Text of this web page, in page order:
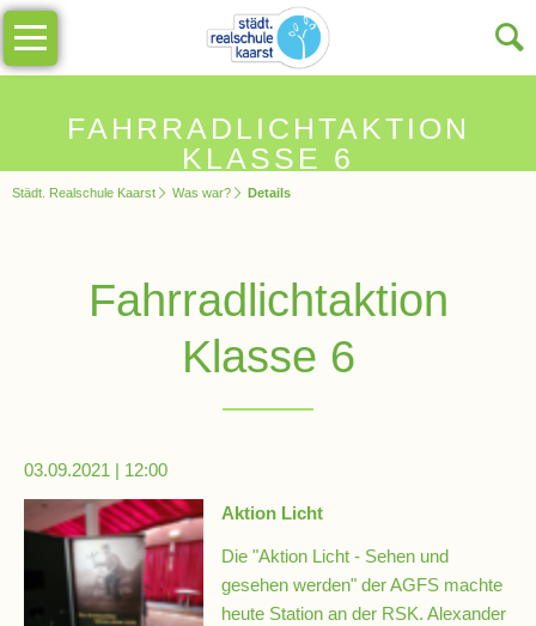
FAHRRADLICHTAKTION
KLASSE 6
Navigation
überspringen
Unsere
Schule
Schulinfos
Allgemeine
Impressionen
Kollegium
Schulsozialarbeit
Städt. Realschule Kaarst Was war? Details
Fahrradlichtaktion
Klasse 6
03.09.2021 | 12:00
Aktion Licht
Die "Aktion Licht - Sehen und
gesehen werden" der AGFS machte
heute Station an der RSK. Alexander